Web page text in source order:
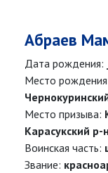
Абраев
Дата рождения:
Место
Место призыва:
Карасукский р-н
Воинская часть:
Звание: